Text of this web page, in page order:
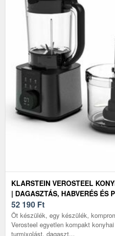
KLARSTEIN VEROSTEEL
| DAGASZTÁS, HABVERÉS ÉS
75 L
52 190 Ft
Öt készülék, egy készülék,
Verosteel egyetlen kompakt
turmixolást, dagaszt...